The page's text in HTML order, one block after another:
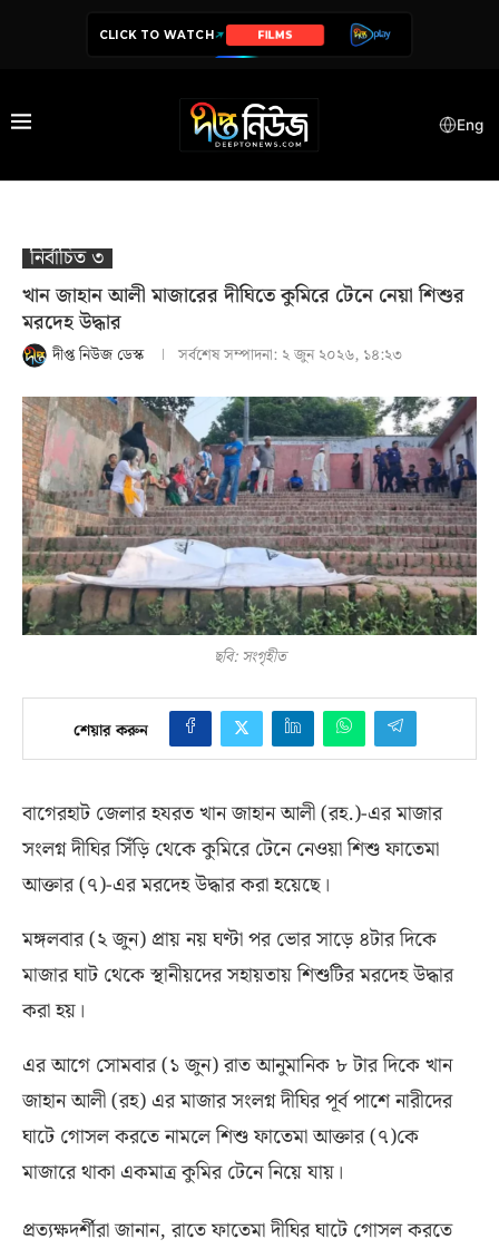
CLICK TO WATCH SERIES
Eng
নির্বাচিত ৩
খান জাহান আলী মাজারের দীঘিতে কুমিরে টেনে নেয়া শিশুর
মরদেহ উদ্ধার
দীপ্ত নিউজ ডেস্ক সর্বশেষ সম্পাদনা: ২ জুন ২০২৬, ১৪:২৩
ছবি: সংগৃহীত
শেয়ার করুন
বাগেরহাট জেলার হযরত খান জাহান আলী(রহ.)-এর মাজার
সংলগ্ন দীঘির সিঁড়ি থেকে কুমিরে টেনে নেওয়া শিশু ফাতেমা
আক্তার(৭)-এর মরদেহ উদ্ধার করা হয়েছে।
মঙ্গলবার(২ জুন) প্রায় নয় ঘণ্টা পর ভোর সাড়ে ৪টার দিকে
মাজার ঘাট থেকে স্থানীয়দের সহায়তায় শিশুটির মরদেহ উদ্ধার
করা হয়।
এর আগে সোমবার(১ জুন)রাত আনুমানিক ৮ টার দিকে খান
জাহান আলী(রহ) এর মাজার সংলগ্ন দীঘির পূর্ব পাশে নারীদের
ঘাটে গোসল করতে নামলে শিশু ফাতেমা আক্তার(৭)কে
মাজারে থাকা একমাত্র কুমির টেনে নিয়ে যায়।
প্রত্যক্ষদর্শীরা জানান,রাতে ফাতেমা দীঘির ঘাটে গোসল করতে